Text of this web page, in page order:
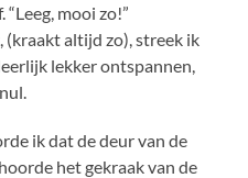
mooi zo!”
altijd zo), streek ik
lekker ontspannen,
ik dat de deur van de
het gekraak van de